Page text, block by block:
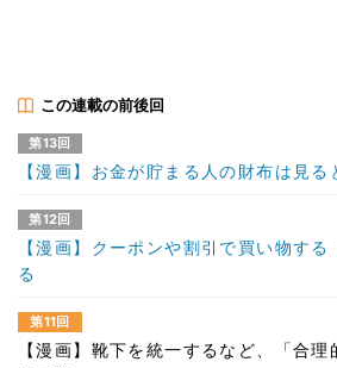
この連載の前後回
第13回
【漫画】お金が貯まる人の財布は見る
第12回
【漫画】クーポンや割引で買い物す
る
第11回
【漫画】靴下を統一するなど、「合